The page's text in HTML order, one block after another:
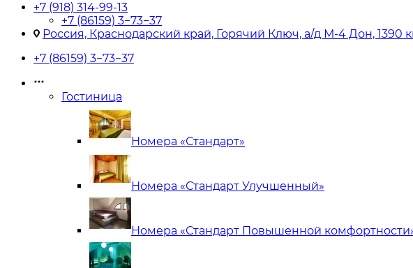
+7 (918) 314-99-13
+7 (86159) 3−73−37
Россия, Краснодарский край, Горячий Ключ, а/д М-4 Дон, 1390
+7 (86159) 3−73−37
Гостиница
Номера «Стандарт»
Номера «Стандарт Улучшенный»
Номера «Стандарт Повышенной